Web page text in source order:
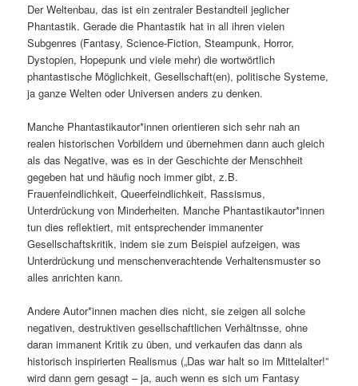
Der Weltenbau, das ist ein zentraler Bestandteil jeglicher
Phantastik. Gerade die Phantastik hat in all ihren vielen
Subgenres (Fantasy, Science-Fiction, Steampunk, Horror,
Dystopien, Hopepunk und viele mehr) die wortwörtlich
phantastische Möglichkeit, Gesellschaft(en), politische Systeme,
ja ganze Welten oder Universen anders zu denken.
Manche Phantastikautor*innen orientieren sich sehr nah an
realen historischen Vorbildern und übernehmen dann auch gleich
als das Negative, was es in der Geschichte der Menschheit
gegeben hat und häufig noch immer gibt, z.B.
Frauenfeindlichkeit, Queerfeindlichkeit, Rassismus,
Unterdrückung von Minderheiten. Manche Phantastikautor*innen
tun dies reflektiert, mit entsprechender immanenter
Gesellschaftskritik, indem sie zum Beispiel aufzeigen, was
Unterdrückung und menschenverachtende Verhaltensmuster so
alles anrichten kann.
Andere Autor*innen machen dies nicht, sie zeigen all solche
negativen, destruktiven gesellschaftlichen Verhältnsse, ohne
daran immanent Kritik zu üben, und verkaufen das dann als
historisch inspirierten Realismus („Das war halt so im Mittelalter!”
wird dann gern gesagt – ja, auch wenn es sich um Fantasy